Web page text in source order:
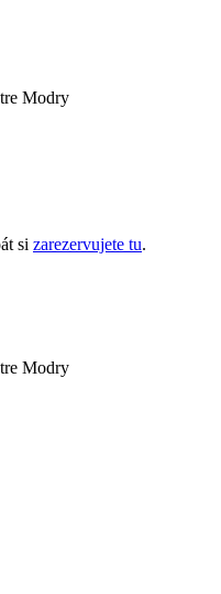
Modry
si zarezervujete tu.
Modry